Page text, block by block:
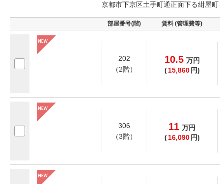
京都市下京区土手町通正面下る紺屋町
部屋番号(階) 賃料 (管理費等)
202
（2階）
10.5 万円
( 15,860 円)
306
（3階）
11 万円
( 16,090 円)